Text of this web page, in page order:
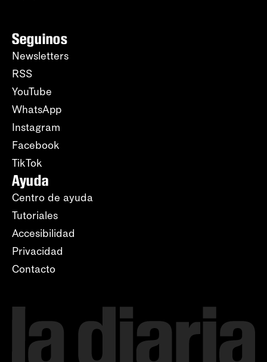
Seguinos
Newsletters
RSS
YouTube
WhatsApp
Instagram
Facebook
TikTok
Ayuda
Centro de ayuda
Tutoriales
Accesibilidad
Privacidad
Contacto